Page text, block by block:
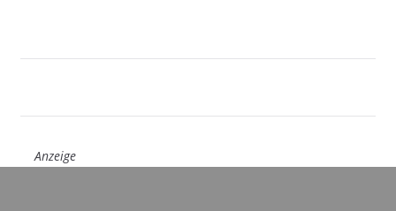
Anzeige